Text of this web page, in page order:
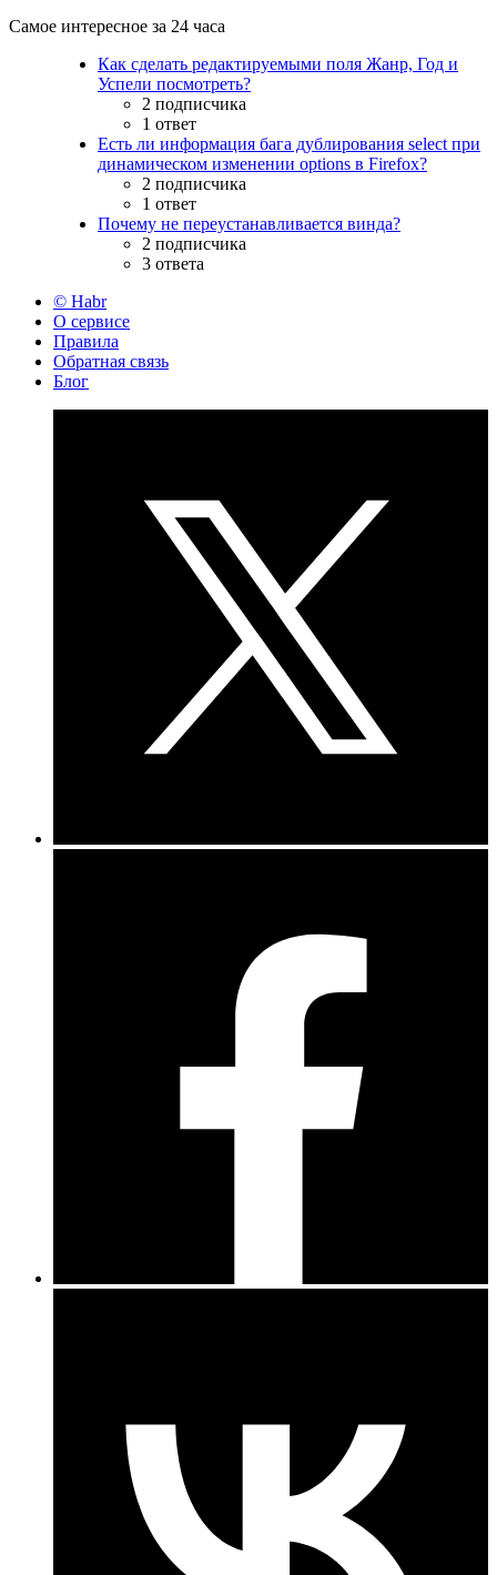
Самое интересное за 24 часа
Как сделать редактируемыми поля Жанр, Год и
Успели посмотреть?
2 подписчика
1 ответ
Есть ли информация бага дублирования select при
динамическом изменении options в Firefox?
2 подписчика
1 ответ
Почему не переустанавливается винда?
2 подписчика
3 ответа
© Habr
О сервисе
Правила
Обратная связь
Блог